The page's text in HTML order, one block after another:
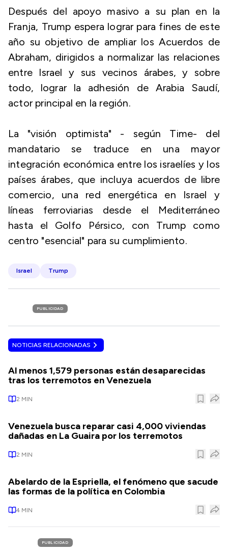
Después del apoyo masivo a su plan en la
Franja, Trump espera lograr para fines de este
año su objetivo de ampliar los Acuerdos de
Abraham, dirigidos a normalizar las relaciones
entre Israel y sus vecinos árabes, y sobre
todo, lograr la adhesión de Arabia Saudí,
actor principal en la región.
La "visión optimista" - según Time- del
mandatario se traduce en una mayor
integración económica entre los israelíes y los
países árabes, que incluya acuerdos de libre
comercio, una red energética en Israel y
líneas ferroviarias desde el Mediterráneo
hasta el Golfo Pérsico, con Trump como
centro "esencial" para su cumplimiento.
Israel Trump
PUBLICIDAD
NOTICIAS RELACIONADAS
Al menos 1,579 personas están desaparecidas
tras los terremotos en Venezuela
2 MIN
Venezuela busca reparar casi 4,000 viviendas
dañadas en La Guaira por los terremotos
2 MIN
Abelardo de la Espriella, el fenómeno que sacude
las formas de la política en Colombia
4 MIN
PUBLICIDAD